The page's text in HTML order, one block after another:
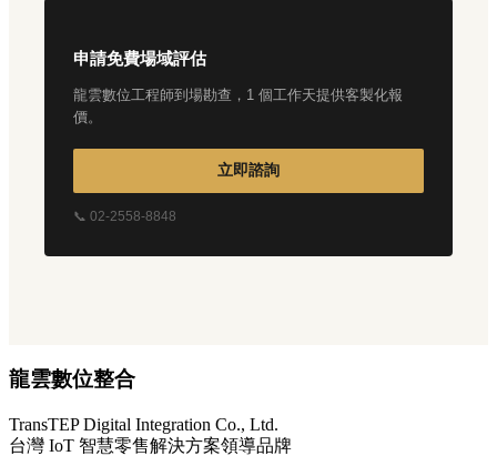
申請免費場域評估
龍雲數位工程師到場勘查，1 個工作天提供客製化報
價。
立即諮詢
📞 02-2558-8848
龍雲數位整合
TransTEP Digital Integration Co., Ltd.
台灣 IoT 智慧零售解決方案領導品牌